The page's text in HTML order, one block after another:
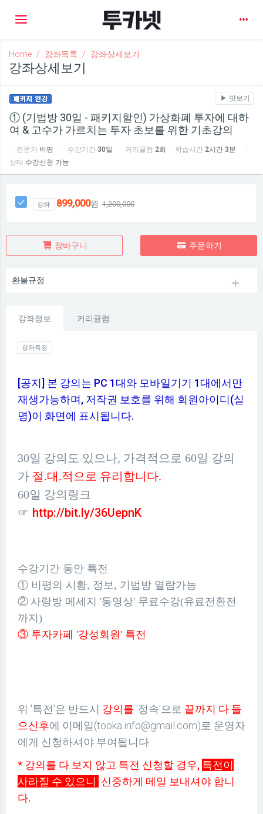
Toggle navigation
Home 강좌목록 강좌상세보기
강좌상세보기
맛보기
① (기법방 30일 - 패키지할인) 가상화폐 투자에 대하
여 & 고수가 가르치는 투자 초보를 위한 기초강의
ㆍ전문가 비평 ㆍ수강기간 30일 ㆍ커리큘럼 2회 ㆍ학습시간 2시간 3분
ㆍ
상태 수강신청 가능
강좌 899,000원1,200,000
장바구니 주문하기
환불규정
강좌정보 커리큘럼
강좌특징
[공지] 본 강의는 PC 1대와 모바일기기 1대에서만
재생가능하며, 저작권 보호를 위해 회원아이디(실
명)이 화면에 표시됩니다.
30일 강의도 있으나, 가격적으로 60일 강의
가 절.대.적으로 유리합니다.
60일 강의링크
☞ http://bit.ly/36UepnK
수강기간 동안 특전
① 비평의 시황, 정보, 기법방 열람가능
② 사랑방 메세지 '동영상' 무료수강(유료전환전
까지)
③ 투자카페 '강성회원' 특전
위 '특전'은 반드시 강의를 '정속'으로 끝까지 다 들
으신후에 이메일(tooka.info@gmail.com)로 운영자
에게 신청하셔야 부여됩니다.
* 강의를 다 보지 않고 특전 신청할 경우, 특전이
사라질 수 있으니 신중하게 메일 보내셔야 합니
다.